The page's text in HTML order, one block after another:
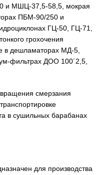
и МШЦ-37,5-58,5, мокрая
ПБМ-90/250 и
ГЦ-50, ГЦ-71,
грохочения
в дешламаторах МД-5,
фильтрах ДОО 100´2,5,
смерзания
в сушильных барабанах
для производства